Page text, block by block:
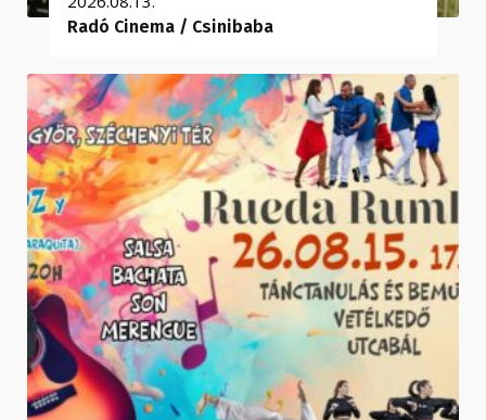
Radó Cinema / Csinibaba